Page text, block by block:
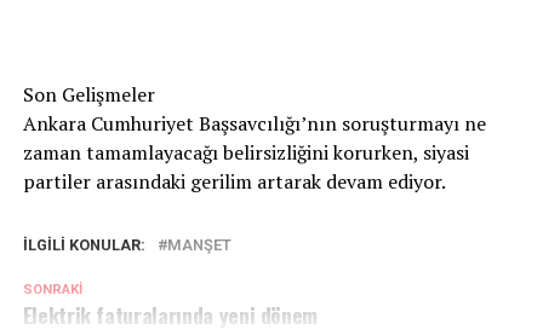
Son Gelişmeler
Ankara Cumhuriyet Başsavcılığı’nın soruşturmayı ne
zaman tamamlayacağı belirsizliğini korurken, siyasi
partiler arasındaki gerilim artarak devam ediyor.
İLGILI KONULAR: MANŞET
SONRAKI
Elektrik faturalarında yeni dönem